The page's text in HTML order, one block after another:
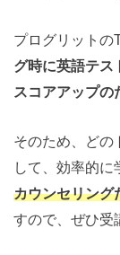
プログリットの
グ時に英語テス
スコアアップの
そのため、どの
して、効率的に
カウンセリング
すので、ぜひ受